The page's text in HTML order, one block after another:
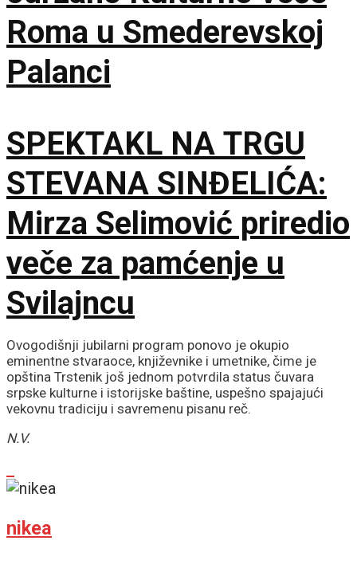
Roma u Smederevskoj
Palanci
SPEKTAKL NA TRGU
STEVANA SINĐELIĆA:
Mirza Selimović priredio
veče za pamćenje u
Svilajncu
Ovogodišnji jubilarni program ponovo je okupio
eminentne stvaraoce, književnike i umetnike, čime je
opština Trstenik još jednom potvrdila status čuvara
srpske kulturne i istorijske baštine, uspešno spajajući
vekovnu tradiciju i savremenu pisanu reč.
N.V.
nikea